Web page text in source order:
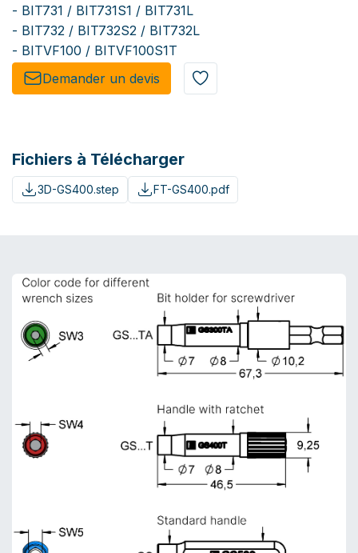
- BIT731 / BIT731S1 / BIT731L
- BIT732 / BIT732S2 / BIT732L
- BITVF100 / BITVF100S1T
Demander un de​​vis​​
Fichiers à Télécharger
3D-GS400.step FT-GS400.pdf